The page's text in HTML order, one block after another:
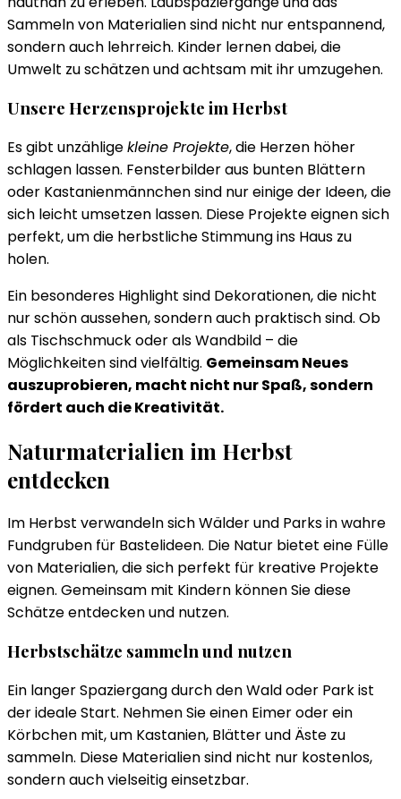
Sammeln von Materialien sind nicht nur entspannend,
sondern auch lehrreich. Kinder lernen dabei, die
Umwelt zu schätzen und achtsam mit ihr umzugehen.
Unsere Herzensprojekte im Herbst
Es gibt unzähligekleine Projekte, die Herzen höher
schlagen lassen. Fensterbilder aus bunten Blättern
oder Kastanienmännchen sind nur einige der Ideen, die
sich leicht umsetzen lassen. Diese Projekte eignen sich
perfekt, um die herbstliche Stimmung ins Haus zu
holen.
Ein besonderes Highlight sind Dekorationen, die nicht
nur schön aussehen, sondern auch praktisch sind. Ob
als Tischschmuck oder als Wandbild – die
Möglichkeiten sind vielfältig. Gemeinsam Neues
auszuprobieren, macht nicht nur Spaß, sondern
fördert auch die Kreativität.
Naturmaterialien im Herbst
entdecken
Im Herbst verwandeln sich Wälder und Parks in wahre
Fundgruben für Bastelideen. Die Natur bietet eine Fülle
von Materialien, die sich perfekt für kreative Projekte
eignen. Gemeinsam mit Kindern können Sie diese
Schätze entdecken und nutzen.
Herbstschätze sammeln und nutzen
Ein langer Spaziergang durch den Wald oder Park ist
der ideale Start. Nehmen Sie einen Eimer oder ein
Körbchen mit, um Kastanien, Blätter und Äste zu
sammeln. Diese Materialien sind nicht nur kostenlos,
sondern auch vielseitig einsetzbar.